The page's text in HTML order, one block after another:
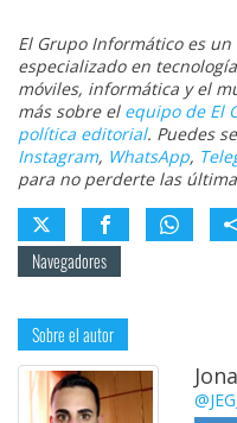
El Grupo Informático es
especializado en
móviles, informática y el
más sobre el equipo de El
política editorial. Puedes
Instagram, WhatsApp,
para no perderte las
Navegadores
Sobre el autor